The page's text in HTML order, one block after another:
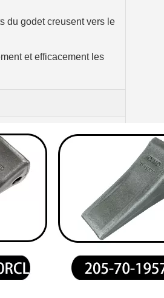
du godet creusent vers le
et efficacement les